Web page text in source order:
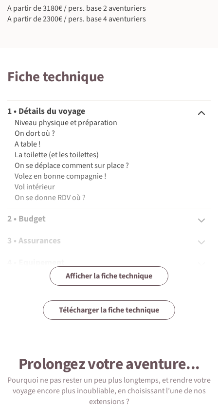
A partir de 3180€ / pers. base 2 aventuriers
A partir de 2300€ / pers. base 4 aventuriers
Fiche technique
1 • Détails du voyage
Niveau physique et préparation
On dort où ?
A table !
La toilette (et les toilettes)
On se déplace comment sur place ?
Volez en bonne compagnie !
Vol intérieur
On se donne RDV où ?
2 • Budget
3 • Assurances
5 • Formalités et santé
6 • Le pays
1 • Détails du voyage
Afficher la fiche technique
Télécharger la fiche technique
Prolongez votre aventure...
Pourquoi ne pas rester un peu plus longtemps, et rendre votre
voyage encore plus inoubliable, en choisissant l’une de nos
extensions ?